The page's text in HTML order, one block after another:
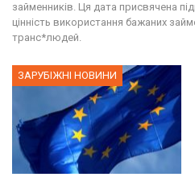
займенників. Ця дата присвячена
цінність використання бажаних
транс*людей.
ЗАРУБІЖНІ НОВИНИ